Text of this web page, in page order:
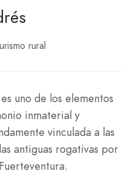
rural
es uno de los elementos
inmaterial y
vinculada a las
antiguas rogativas por